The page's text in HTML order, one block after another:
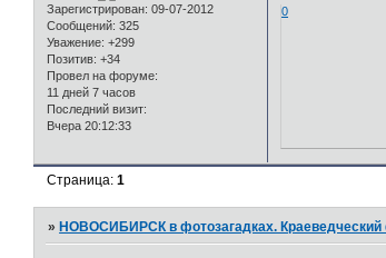
Зарегистрирован: 09-07-2012
Сообщений: 325
Уважение: +299
Позитив: +34
Провел на форуме:
11 дней 7 часов
Последний визит:
Вчера 20:12:33
0
Страница:1
»НОВОСИБИРСК в фотозагадках. Краеведческий